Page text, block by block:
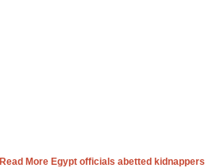
Read More Egypt officials abetted